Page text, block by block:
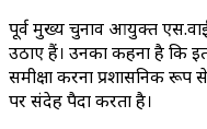
पूर्व मुख्य चुनाव आयुक्त
उठाए हैं। उनका कहना है कि
समीक्षा करना प्रशासनिक
पर संदेह पैदा करता है।